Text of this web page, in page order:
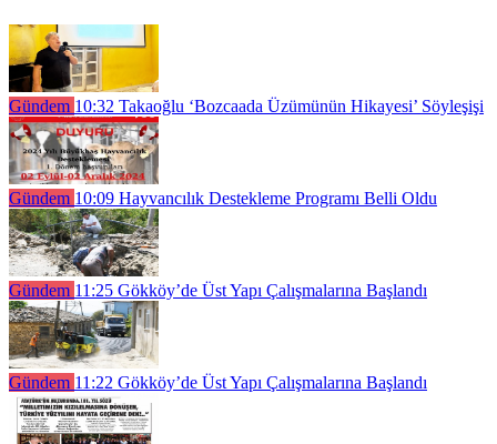
Gündem 10:32 Takaoğlu ‘Bozcaada Üzümünün Hikayesi’ Söyleşişi
Gündem 10:09 Hayvancılık Destekleme Programı Belli Oldu
Gündem 11:25 Gökköy’de Üst Yapı Çalışmalarına Başlandı
Gündem 11:22 Gökköy’de Üst Yapı Çalışmalarına Başlandı